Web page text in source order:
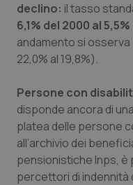
Salute orale &
Sangue &
Tiroide
Tumore al seno
Tumore ovarico
declino: il tasso
6,1% del 2000 al 5,5%
andamento si
22,0% al 19,8%).
Persone con
disponde ancora di
platea delle persone
all’archivio dei
pensionistiche Inps,
percettori di